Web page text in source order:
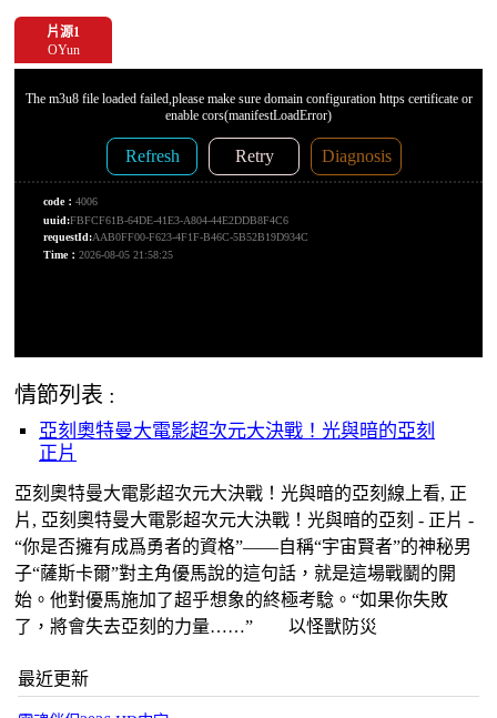
片源1
OYun
情節列表 :
亞刻奧特曼大電影超次元大決戰！光與暗的亞刻
正片
亞刻奧特曼大電影超次元大決戰！光與暗的亞刻線上看, 正
片, 亞刻奧特曼大電影超次元大決戰！光與暗的亞刻 - 正片 -
“你是否擁有成爲勇者的資格”——自稱“宇宙賢者”的神秘男
子“薩斯卡爾”對主角優馬說的這句話，就是這場戰鬭的開
始。他對優馬施加了超乎想象的終極考騐。“如果你失敗
了，將會失去亞刻的力量……” 以怪獸防災
最近更新